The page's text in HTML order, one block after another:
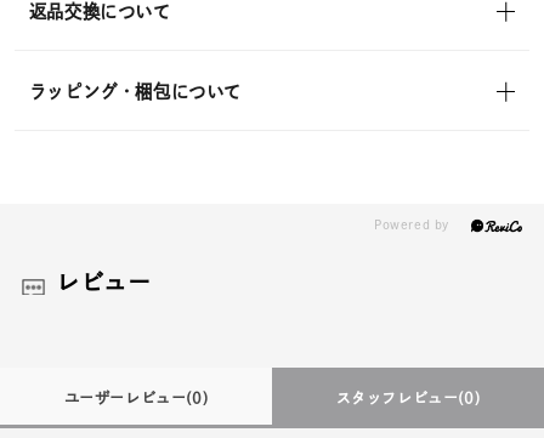
返品交換について
ラッピング・梱包について
レビュー
ユーザーレビュー(0) スタッフレビュー(0)